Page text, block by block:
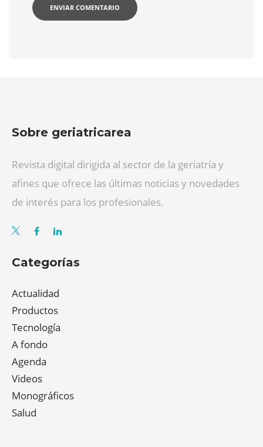
Sobre geriatricarea
Revista digital dirigida al sector de la geriatría y
afines que ofrece las últimas noticias y novedades
de interés para los profesionales.
Categorías
Actualidad
Productos
Tecnología
A fondo
Agenda
Videos
Monográficos
Salud